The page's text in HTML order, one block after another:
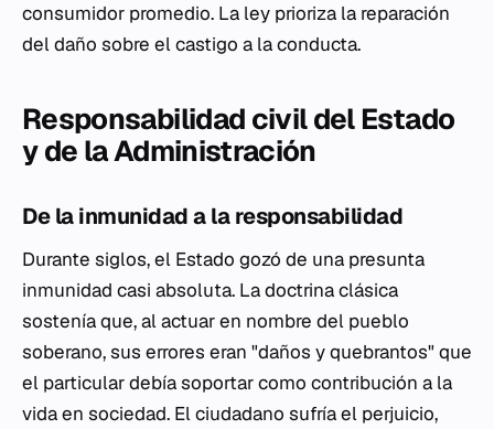
consumidor promedio. La ley prioriza la reparación
del daño sobre el castigo a la conducta.
Responsabilidad civil del Estado
y de la Administración
De la inmunidad a la responsabilidad
Durante siglos, el Estado gozó de una presunta
inmunidad casi absoluta. La doctrina clásica
sostenía que, al actuar en nombre del pueblo
soberano, sus errores eran "daños y quebrantos" que
el particular debía soportar como contribución a la
vida en sociedad. El ciudadano sufría el perjuicio,